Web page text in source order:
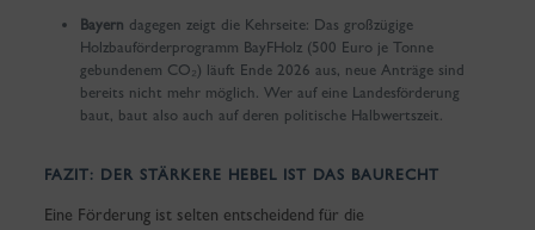
Bayern dagegen zeigt die Kehrseite: Das großzügige
Holzbauförderprogramm BayFHolz (500 Euro je Tonne
gebundenem CO₂) läuft Ende 2026 aus, neue Anträge sind
bereits nicht mehr möglich. Wer auf eine Landesförderung
baut, baut also auch auf deren politische Halbwertszeit.
FAZIT: DER STÄRKERE HEBEL IST DAS BAURECHT
Eine Förderung ist selten entscheidend für die